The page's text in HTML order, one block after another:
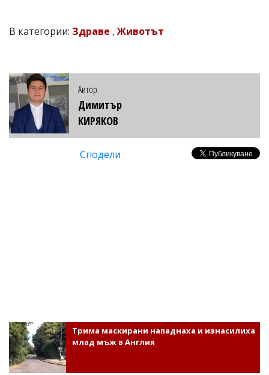
В категории: Здраве ,Животът
Автор
Димитър
КИРЯКОВ
Сподели
Трима маскирани нападнаха и изнасилиха
млад мъж в Англия